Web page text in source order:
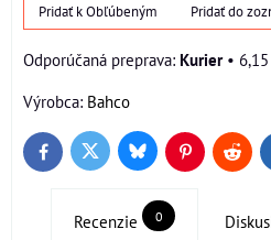
Pridať k Obľúbeným Pridať do
Kurier•
Výrobca: Bahco
FacebookTwitter BlueskyPinterestReddit
Recenzie 0